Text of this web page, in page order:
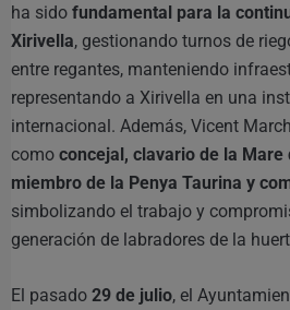
ha sido fundamental para la
Xirivella, gestionando turnos de
entre regantes, manteniendo
representando a Xirivella en una
internacional. Además, Vicent
como concejal, clavario de la Mare
miembro de la Penya Taurina y
simbolizando el trabajo y
generación de labradores de la
El pasado 29 de julio, el